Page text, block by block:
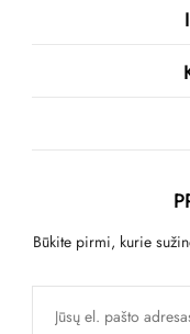
Būkite pirmi, kurie